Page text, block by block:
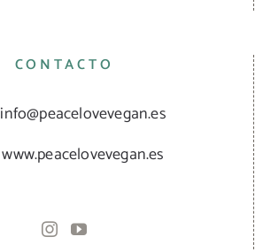
CONTACTO
info@peacelovevegan.es
www.peacelovevegan.es